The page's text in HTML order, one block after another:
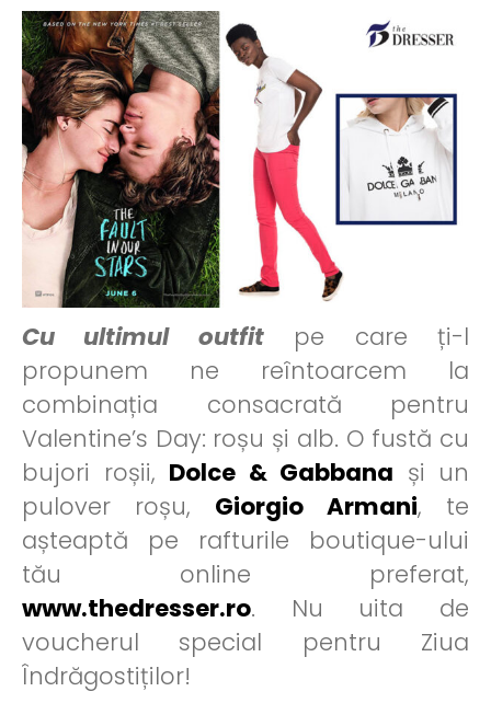
Cu ultimul outfitpe care ți-l
propunem ne reîntoarcem la
combinația consacrată pentru
Valentine’s Day: roșu și alb. O fustă cu
bujori roșii, Dolce & Gabbana și un
pulover roșu, Giorgio Armani, te
așteaptă pe rafturile boutique-ului
tău online preferat,
www.thedresser.ro. Nu uita de
voucherul special pentru Ziua
Îndrăgostiților!